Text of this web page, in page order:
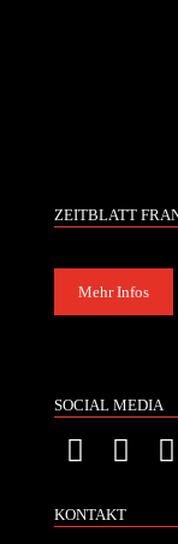
ZEITBLATT
Mehr Infos
SOCIAL MEDIA
KONTAKT